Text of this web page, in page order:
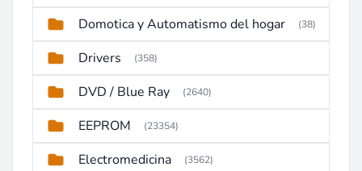
Domotica y Automatismo del hogar (38)
Drivers (358)
DVD / Blue Ray (2640)
EEPROM (23354)
Electromedicina (3562)